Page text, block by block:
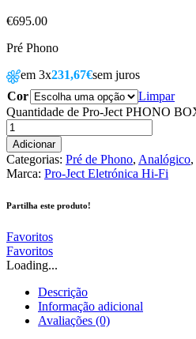
€695.00
Pré Phono
em 3x231,67€sem juros
Cor
Limpar
Quantidade de Pro-Ject PHONO
Adicionar
Categorias: Pré de Phono, Analógico,
Marca: Pro-Ject Eletrónica Hi-Fi
Partilha este produto!
Favoritos
Favoritos
Loading...
Descrição
Informação adicional
Avaliações (0)